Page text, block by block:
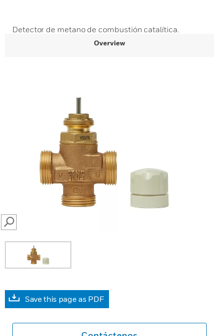
Detector de metano de combustión catalítica.
Overview
SEARCH
Save this page as PDF